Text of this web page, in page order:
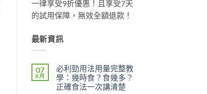
一律享受9折優惠！且享受7天
的試用保障，無效全額退款！
最新資訊
07
8 月
必利勁用法用量完整教
學：幾時食？食幾多？
正確食法一次講清楚